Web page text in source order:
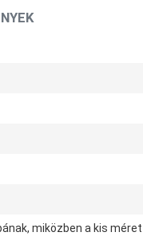
miközben a kis